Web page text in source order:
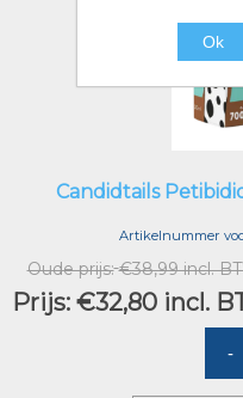
Candidtails
Artikelnummer
Oude prijs: €38,99 incl.
Prijs: €32,80 incl.
-
Ok